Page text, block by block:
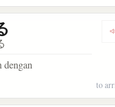
際して
dengan
to